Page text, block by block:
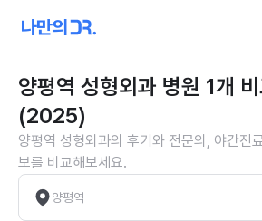
양평역 성형외과 병원 1개
(2025)
양평역 성형외과의 후기와 전문의, 야간진
보를 비교해보세요.
양평역